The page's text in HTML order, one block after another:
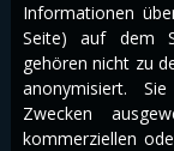
Informationen
Seite) auf dem
gehören nicht zu
anonymisiert.
Zwecken
kommerziellen